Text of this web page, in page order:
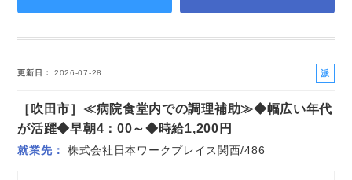
更新日 2026-07-28
派
社
［吹田市］≪病院食堂内での調理補助≫◆幅広い年代
が活躍◆早朝4：00～◆時給1,200円
就業先 株式会社日本ワークプレイス関西/486